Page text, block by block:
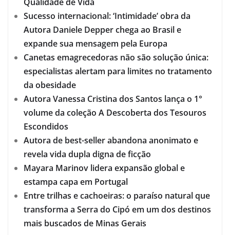
Sucesso internacional: ‘Intimidade’ obra da
Autora Daniele Depper chega ao Brasil e
expande sua mensagem pela Europa
Canetas emagrecedoras não são solução única:
especialistas alertam para limites no tratamento
da obesidade
Autora Vanessa Cristina dos Santos lança o 1°
volume da coleção A Descoberta dos Tesouros
Escondidos
Autora de best-seller abandona anonimato e
revela vida dupla digna de ficção
Mayara Marinov lidera expansão global e
estampa capa em Portugal
Entre trilhas e cachoeiras: o paraíso natural que
transforma a Serra do Cipó em um dos destinos
mais buscados de Minas Gerais